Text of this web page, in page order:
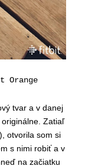
tvar a v danej
Zatiaľ
otvorila som si
s nimi robiť a v
na začiatku